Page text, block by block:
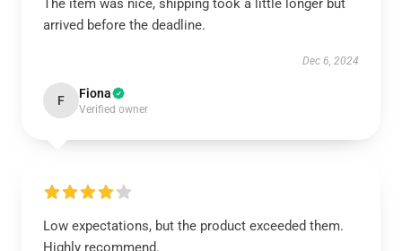
The item was nice, shipping took a little longer but
arrived before the deadline.
Dec 6, 2024
F Fiona
Verified owner
Low expectations, but the product exceeded them.
Highly recommend.